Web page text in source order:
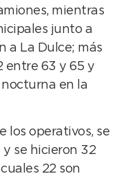
mientras
junto a
a La Dulce; más
entre 63 y 65 y
en la
los operativos, se
y se hicieron 32
22 son